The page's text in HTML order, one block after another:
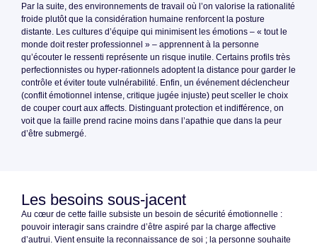
Par la suite, des environnements de travail où l’on valorise la rationalité
froide plutôt que la considération humaine renforcent la posture
distante. Les cultures d’équipe qui minimisent les émotions – « tout le
monde doit rester professionnel » – apprennent à la personne
qu’écouter le ressenti représente un risque inutile. Certains profils très
perfectionnistes ou hyper-rationnels adoptent la distance pour garder le
contrôle et éviter toute vulnérabilité. Enfin, un événement déclencheur
(conflit émotionnel intense, critique jugée injuste) peut sceller le choix
de couper court aux affects. Distinguant protection et indifférence, on
voit que la faille prend racine moins dans l’apathie que dans la peur
d’être submergé.
Les besoins sous-jacent
Au cœur de cette faille subsiste un besoin de sécurité émotionnelle :
pouvoir interagir sans craindre d’être aspiré par la charge affective
d’autrui. Vient ensuite la reconnaissance de soi ; la personne souhaite